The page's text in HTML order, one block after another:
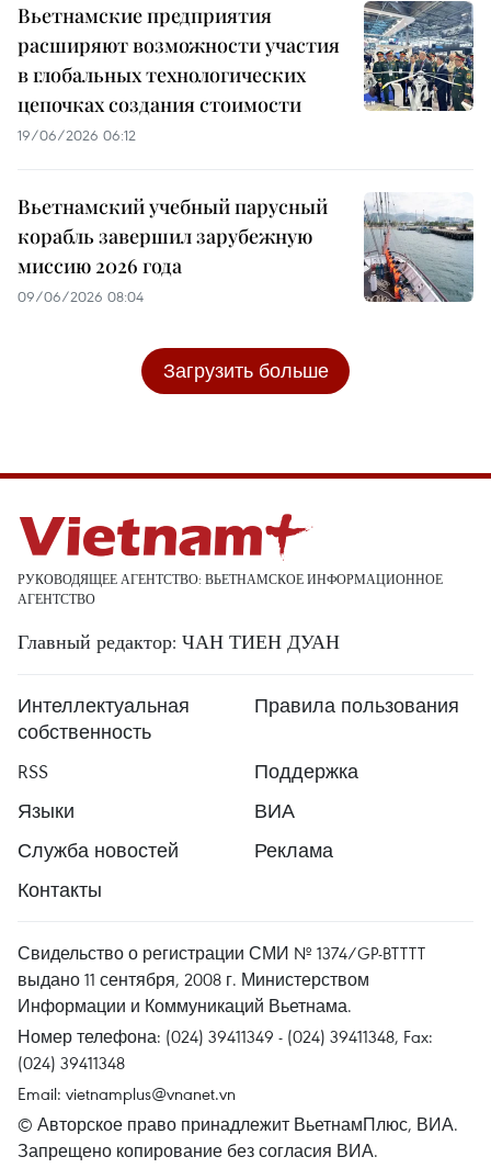
Вьетнамские предприятия
расширяют возможности участия
в глобальных технологических
цепочках создания стоимости
19/06/2026 06:12
Вьетнамский учебный парусный
корабль завершил зарубежную
миссию 2026 года
09/06/2026 08:04
Загрузить больше
РУКОВОДЯЩЕЕ АГЕНТСТВО: ВЬЕТНАМСКОЕ ИНФОРМАЦИОННОЕ
АГЕНТСТВО
Главный редактор: ЧАН ТИЕН ДУАН
Интеллектуальная
собственность
Правила пользования
RSS
Поддержка
Языки
ВИА
Служба новостей
Реклама
Контакты
Свидельство о регистрации СМИ № 1374/GP-BTTTT
выдано 11 сентября, 2008 г. Министерством
Информации и Коммуникаций Вьетнама.
Номер телефона: (024) 39411349 - (024) 39411348, Fax:
(024) 39411348
Email: vietnamplus@vnanet.vn
© Авторское право принадлежит ВьетнамПлюс, ВИА.
Запрещено копирование без согласия ВИА.